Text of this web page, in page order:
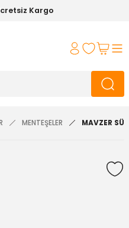
Kargo
MENTEŞELER MAVZER